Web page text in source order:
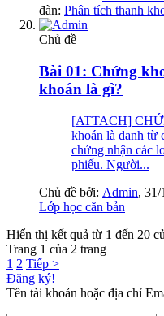
đàn: Phân tích thanh
Chủ đề
Bài 01: Chứng
khoán là gì?
[ATTACH]
khoán là danh từ
chứng nhận các
phiếu. Người...
Chủ đề bởi: Admin, 31/
Lớp học căn bản
Hiển thị kết quả từ 1 đến 20
Trang 1 của 2 trang
1 2 Tiếp >
Đăng ký!
Tên tài khoản hoặc địa chỉ